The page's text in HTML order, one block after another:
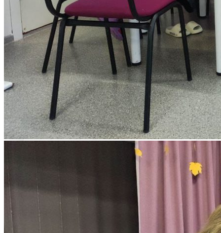
Перечень направлений и
вступительных испытаний
Стоимость обучения
Расписание вступительных испытаний
Сроки зачисления
Сроки подачи документов
Программы вступительных испытаний
Основные сведения о ЕГЭ
Перечень необходимых документов
Особые права и преимущества
Учет индивидуальных достижений